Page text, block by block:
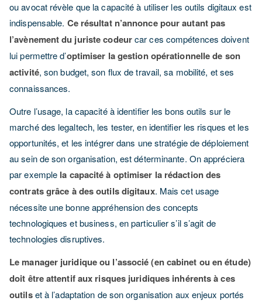
ou avocat révèle que la capacité à utiliser les outils digitaux est
indispensable. Ce résultat n’annonce pour autant pas
l’avènement du juriste codeurcar ces compétences doivent
lui permettre d’optimiser la gestion opérationnelle de son
activité, son budget, son flux de travail, sa mobilité, et ses
connaissances.
Outre l’usage, la capacité à identifier les bons outils sur le
marché des legaltech, les tester, en identifier les risques et les
opportunités, et les intégrer dans une stratégie de déploiement
au sein de son organisation, est déterminante. On appréciera
par exemple la capacité à optimiser la rédaction des
contratsgrâce à des outils digitaux. Mais cet usage
nécessite une bonne appréhension des concepts
technologiques et business, en particulier s’il s’agit de
technologies disruptives.
Le manager juridique ou l’associé (en cabinet ou en étude)
doit être attentif aux risques juridiques inhérents à ces
outilset à l’adaptation de son organisation aux enjeux portés